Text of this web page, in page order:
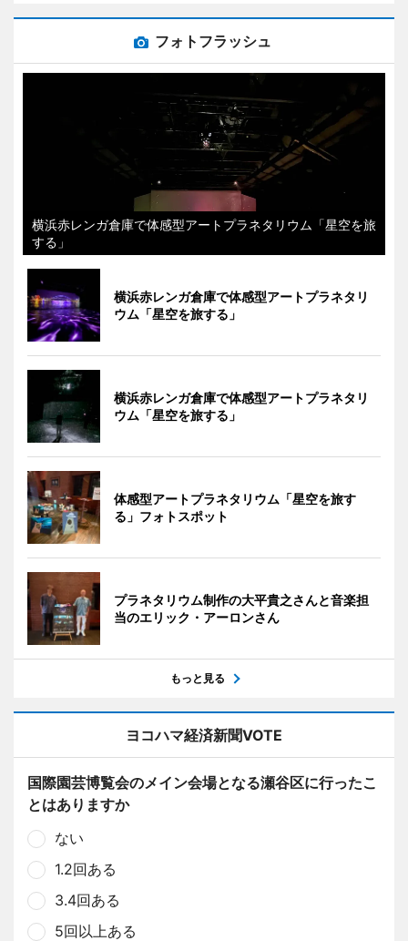
フォトフラッシュ
横浜赤レンガ倉庫で体感型アートプラネタリウム「星空を旅
する」
横浜赤レンガ倉庫で体感型アートプラネタリ
ウム「星空を旅する」
横浜赤レンガ倉庫で体感型アートプラネタリ
ウム「星空を旅する」
体感型アートプラネタリウム「星空を旅す
る」フォトスポット
プラネタリウム制作の大平貴之さんと音楽担
当のエリック・アーロンさん
もっと見る
ヨコハマ経済新聞VOTE
国際園芸博覧会のメイン会場となる瀬谷区に行ったこ
とはありますか
ない
1.2回ある
3.4回ある
5回以上ある